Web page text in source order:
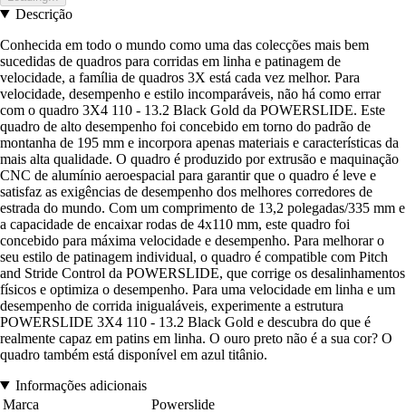
Descrição
Conhecida em todo o mundo como uma das colecções mais bem
sucedidas de quadros para corridas em linha e patinagem de
velocidade, a família de quadros 3X está cada vez melhor. Para
velocidade, desempenho e estilo incomparáveis, não há como errar
com o quadro 3X4 110 - 13.2 Black Gold da POWERSLIDE. Este
quadro de alto desempenho foi concebido em torno do padrão de
montanha de 195 mm e incorpora apenas materiais e características da
mais alta qualidade. O quadro é produzido por extrusão e maquinação
CNC de alumínio aeroespacial para garantir que o quadro é leve e
satisfaz as exigências de desempenho dos melhores corredores de
estrada do mundo. Com um comprimento de 13,2 polegadas/335 mm e
a capacidade de encaixar rodas de 4x110 mm, este quadro foi
concebido para máxima velocidade e desempenho. Para melhorar o
seu estilo de patinagem individual, o quadro é compatible com Pitch
and Stride Control da POWERSLIDE, que corrige os desalinhamentos
físicos e optimiza o desempenho. Para uma velocidade em linha e um
desempenho de corrida inigualáveis, experimente a estrutura
POWERSLIDE 3X4 110 - 13.2 Black Gold e descubra do que é
realmente capaz em patins em linha. O ouro preto não é a sua cor? O
quadro também está disponível em azul titânio.
Informações adicionais
Marca
Powerslide